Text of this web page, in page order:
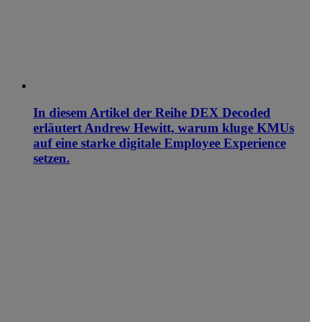
In diesem Artikel der Reihe DEX Decoded
erläutert Andrew Hewitt, warum kluge KMUs
auf eine starke digitale Employee Experience
setzen.